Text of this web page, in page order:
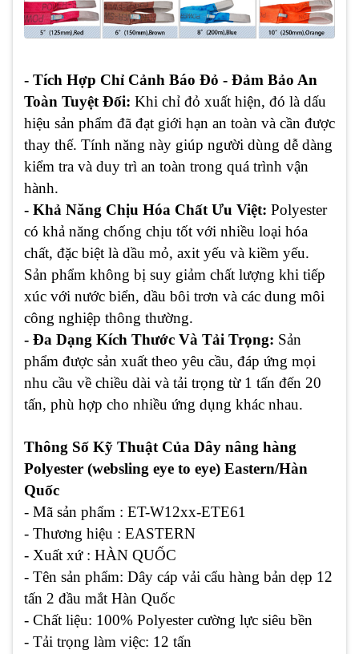
- Tích Hợp Chỉ Cảnh Báo Đỏ - Đảm Bảo An
Toàn Tuyệt Đối: Khi chỉ đỏ xuất hiện, đó là dấu
hiệu sản phẩm đã đạt giới hạn an toàn và cần được
thay thế. Tính năng này giúp người dùng dễ dàng
kiểm tra và duy trì an toàn trong quá trình vận
hành.
- Khả Năng Chịu Hóa Chất Ưu Việt: Polyester
có khả năng chống chịu tốt với nhiều loại hóa
chất, đặc biệt là dầu mỏ, axit yếu và kiềm yếu.
Sản phẩm không bị suy giảm chất lượng khi tiếp
xúc với nước biển, dầu bôi trơn và các dung môi
công nghiệp thông thường.
- Đa Dạng Kích Thước Và Tải Trọng: Sản
phẩm được sản xuất theo yêu cầu, đáp ứng mọi
nhu cầu về chiều dài và tải trọng từ 1 tấn đến 20
tấn, phù hợp cho nhiều ứng dụng khác nhau.
Thông Số Kỹ Thuật Của Dây nâng hàng
Polyester (websling eye to eye) Eastern/Hàn
Quốc
- Mã sản phẩm : ET-W12xx-ETE61
- Thương hiệu : EASTERN
- Xuất xứ : HÀN QUỐC
- Tên sản phẩm: Dây cáp vải cẩu hàng bản dẹp 12
tấn 2 đầu mắt Hàn Quốc
- Chất liệu: 100% Polyester cường lực siêu bền
- Tải trọng làm việc: 12 tấn